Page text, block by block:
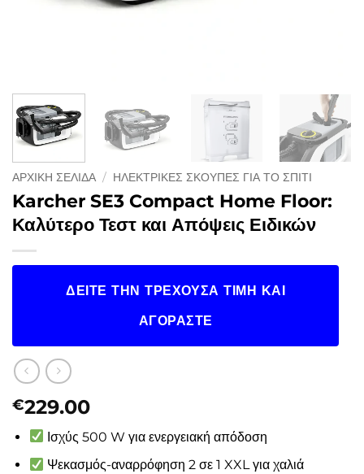
ΑΡΧΙΚΉ ΣΕΛΊΔΑ / ΗΛΕΚΤΡΙΚΈΣ ΣΚΟΎΠΕΣ ΓΙΑ ΤΟ ΣΠΊΤΙ
Karcher SE3 Compact Home Floor:
Καλύτερο Τεστ και Απόψεις Ειδικών
ΔΕΊΤΕ ΤΗΝ ΤΡΈΧΟΥΣΑ ΤΙΜΉ ΚΑΙ
ΑΓΟΡΆΣΤΕ
€229.00
Ισχύς 500 W για ενεργειακή απόδοση
Ψεκασμός-αναρρόφηση 2 σε 1 XXL για χαλιά